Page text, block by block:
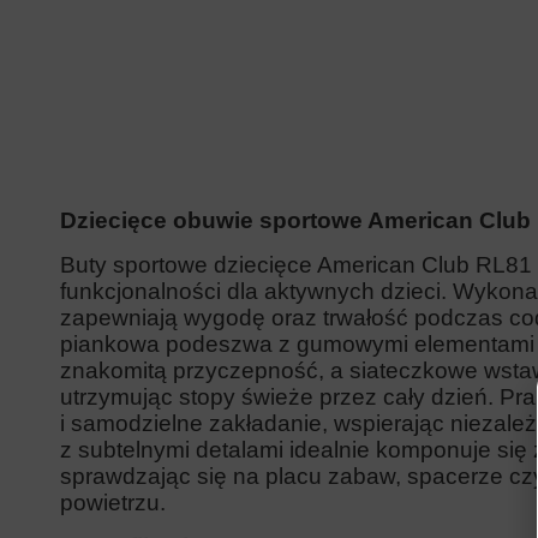
Dziecięce obuwie sportowe American Club
Buty sportowe dziecięce American Club
funkcjonalności dla aktywnych dzieci.
zapewniają wygodę oraz trwałość podczas
piankowa podeszwa z gumowymi
znakomitą przyczepność, a siateczkowe
utrzymując stopy świeże przez cały dzień.
i samodzielne zakładanie, wspierając
z subtelnymi detalami idealnie komponuje
sprawdzając się na placu zabaw, spacerze
powietrzu.